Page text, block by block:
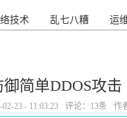
技术 乱七八糟 运
御简单DDOS攻击
02-23 - 11:03:23 评论： 13条 作